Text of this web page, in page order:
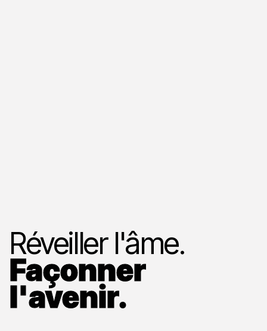
Réveiller l'âme.
Façonner
l'avenir.